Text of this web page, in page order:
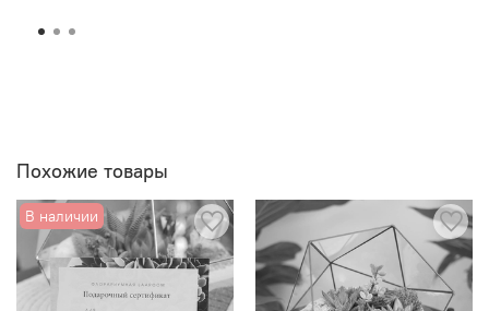
Похожие товары
В наличии